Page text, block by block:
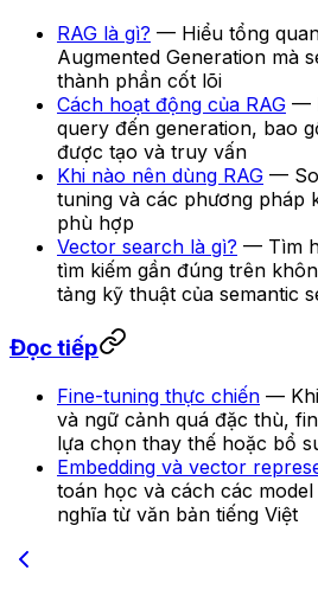
RAG là gì? — Hiểu tổng
Augmented Generation mà
thành phần cốt lõi
Cách hoạt động của RAG —
query đến generation, bao
được tạo và truy vấn
Khi nào nên dùng RAG — So
tuning và các phương pháp
phù hợp
Vector search là gì? — Tìm
tìm kiếm gần đúng trên
tảng kỹ thuật của semantic
Đọc tiếp
Fine-tuning thực chiến —
và ngữ cảnh quá đặc thù,
lựa chọn thay thế hoặc bổ
Embedding và vector
toán học và cách các
nghĩa từ văn bản tiếng Việt